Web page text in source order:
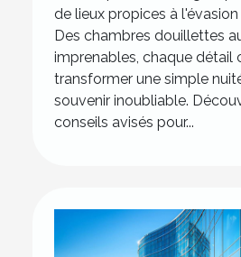
de lieux propices à
Des chambres douillettes
imprenables, chaque détail
transformer une simple
souvenir inoubliable.
conseils avisés pour...